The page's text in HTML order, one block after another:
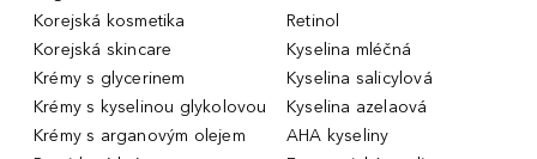
Korejská kosmetika
Korejská skincare
Krémy s glycerinem
Krémy s kyselinou glykolovou
Krémy s arganovým olejem
Retinol
Kyselina mléčná
Kyselina salicylová
Kyselina azelaová
AHA kyseliny